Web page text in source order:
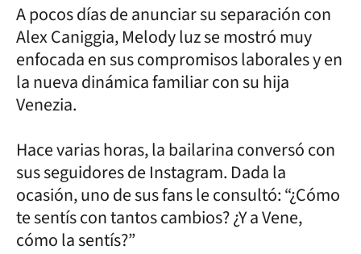
A pocos días de anunciar su separación con
Alex Caniggia, Melody luz se mostró muy
enfocada en sus compromisos laborales y en
la nueva dinámica familiar con su hija
Venezia.
Hace varias horas, la bailarina conversó con
sus seguidores de Instagram. Dada la
ocasión, uno de sus fans le consultó: “¿Cómo
te sentís con tantos cambios? ¿Y a Vene,
cómo la sentís?”